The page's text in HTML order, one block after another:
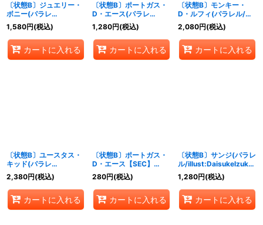
〔状態B〕ジュエリー・
ボニー(パラレ
ル/illust:Ryuda)
【L/P】{OP07-019}
1,580円(税込)
カートに入れる
〔状態B〕ポートガス・
D・エース(パラレ
ル/illust:BISAI)
【SEC/P】{OP07-119}
1,280円(税込)
カートに入れる
〔状態B〕モンキー・
D・ルフィ(パラレル/漫
画絵)【SR/P】{OP07-
109}
2,080円(税込)
カートに入れる
〔状態B〕ユースタス・
キッド(パラレ
ル/SP/illust:Studio
Vigor Co.Ltd)【SP】
{OP05-074[OP07]}
2,380円(税込)
カートに入れる
〔状態B〕ポートガス・
D・エース【SEC】
{OP07-119}
280円(税込)
カートに入れる
〔状態B〕サンジ(パラレ
ル/illust:Daisukelzuka)
【SR/P】{OP07-064}
1,280円(税込)
カートに入れる